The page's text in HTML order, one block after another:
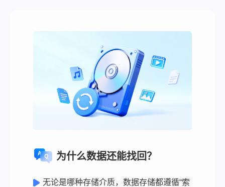
为什么数据还能找回？
无论是哪种存储介质，数据存储都遵循“索